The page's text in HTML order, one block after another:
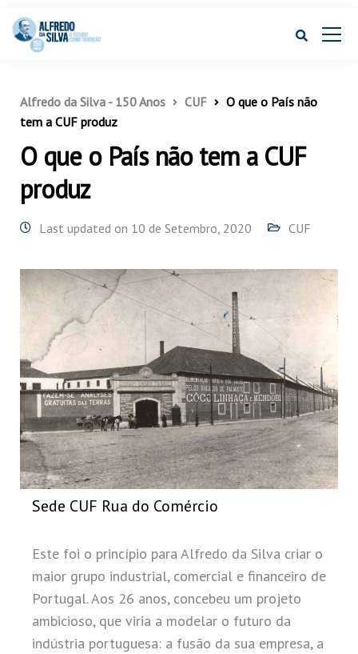
Alfredo da Silva - 150 Anos CUF
O que o País não
tem a CUF produz
O que o País não tem a CUF
produz
Last updated on 10 de Setembro, 2020 CUF
Sede CUF Rua do Comércio
Este foi o princípio para Alfredo da Silva criar o
maior grupo industrial, comercial e financeiro de
Portugal. Aos 26 anos, concebeu um projeto
ambicioso, que viria a modelar o futuro da
indústria portuguesa: a fusão da sua empresa, a